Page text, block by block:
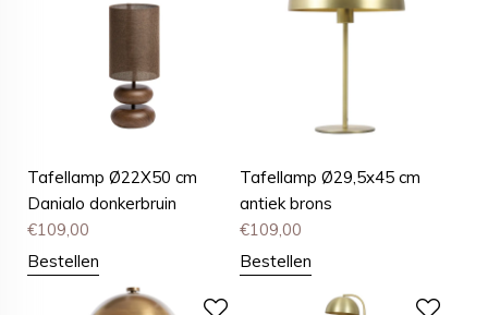
Tafellamp Ø22X50 cm
Danialo donkerbruin
€109,00
Bestellen
Tafellamp Ø29,5x45 cm
antiek brons
€109,00
Bestellen